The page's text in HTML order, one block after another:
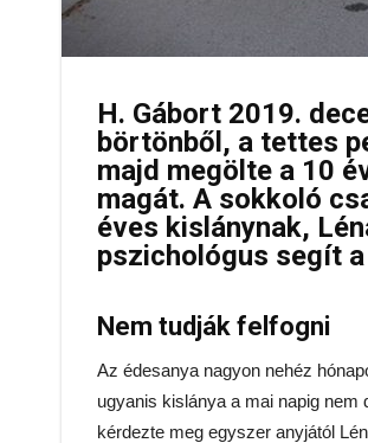
H. Gábort 2019.
börtönből, a tettes
majd megölte a 10
magát. A sokkoló
éves kislánynak,
pszichológus segít
Nem tudják felfogni
Az édesanya nagyon nehéz
ugyanis kislánya a mai napig nem
kérdezte meg egyszer anyjától